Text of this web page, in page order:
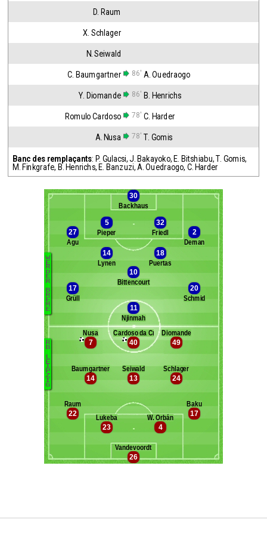
D. Raum
X. Schlager
N. Seiwald
C. Baumgartner 86' A. Ouedraogo
Y. Diomande 86' B. Henrichs
Romulo Cardoso 78' C. Harder
A. Nusa 78' T. Gomis
Banc des remplaçants: P. Gulacsi,J. Bakayoko, E. Bitshiabu,T. Gomis,
M. Finkgrafe, B. Henrichs, E. Banzuzi, A. Ouedraogo, C. Harder